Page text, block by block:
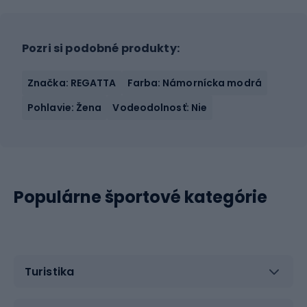
Pozri si podobné produkty:
Značka: REGATTA
Farba: Námornícka modrá
Pohlavie: Žena
Vodeodolnosť: Nie
Populárne športové kategórie
Turistika